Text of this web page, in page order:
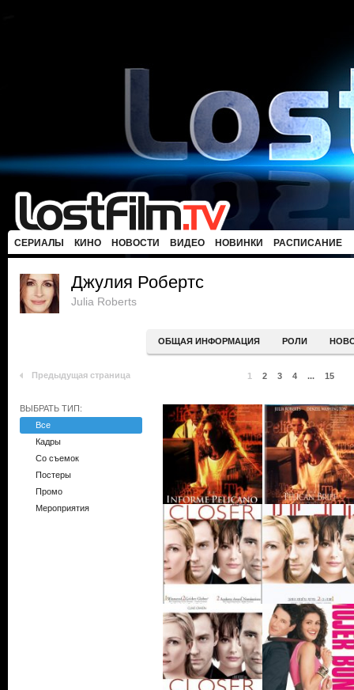
СЕРИАЛЫ КИНО НОВОСТИ ВИДЕО НОВИНКИ РАСПИСАНИЕ
Джулия Робертс
Julia Roberts
ОБЩАЯ ИНФОРМАЦИЯ РОЛИ
Предыдущая страница 1 2 3 4 ... 15
ВЫБРАТЬ ТИП:
Все
Кадры
Со съемок
Постеры
Промо
Мероприятия